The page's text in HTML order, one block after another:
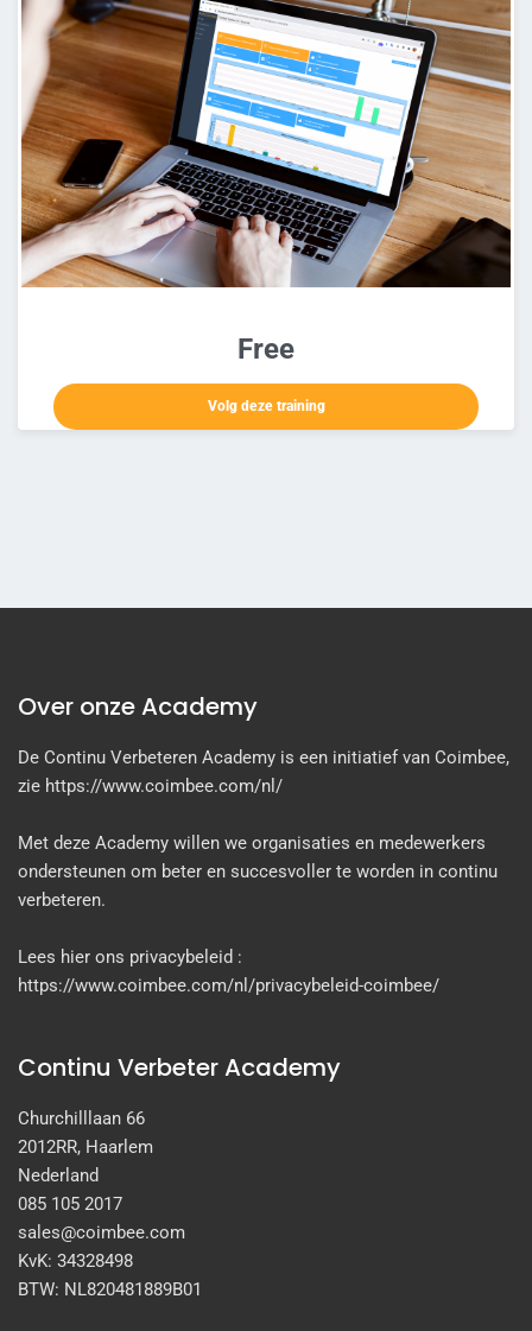
Free
Over onze Academy
De Continu Verbeteren Academy is een initiatief van Coimbee,
zie https://www.coimbee.com/nl/
Met deze Academy willen we organisaties en medewerkers
ondersteunen om beter en succesvoller te worden in continu
verbeteren.
Lees hier ons privacybeleid :
https://www.coimbee.com/nl/privacybeleid-coimbee/
Continu Verbeter Academy
Churchilllaan 66
2012RR, Haarlem
Nederland
085 105 2017
sales@coimbee.com
KvK: 34328498
BTW: NL820481889B01